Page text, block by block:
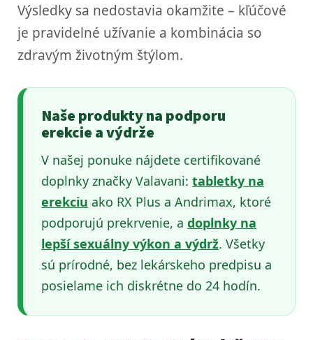
Výsledky sa nedostavia okamžite – kľúčové
je pravidelné užívanie a kombinácia so
zdravým životným štýlom.
Naše produkty na podporu
erekcie a výdrže
V našej ponuke nájdete certifikované
doplnky značky Valavani: tabletky na
erekciu ako RX Plus a Andrimax, ktoré
podporujú prekrvenie, a doplnky na
lepší sexuálny výkon a výdrž. Všetky
sú prírodné, bez lekárskeho predpisu a
posielame ich diskrétne do 24 hodín.